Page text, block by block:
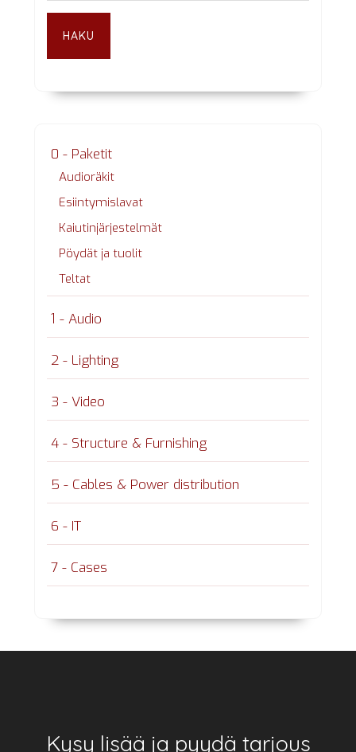
HAKU
0 - Paketit
Audioräkit
Esiintymislavat
Kaiutinjärjestelmät
Pöydät ja tuolit
Teltat
1 - Audio
2 - Lighting
3 - Video
4 - Structure & Furnishing
5 - Cables & Power distribution
6 - IT
7 - Cases
Footer
Kysy lisää ja pyydä tarjous